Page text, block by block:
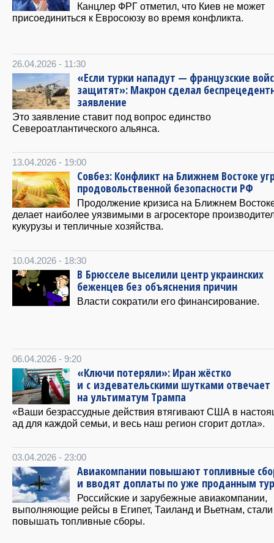
Канцлер ФРГ отметил, что Киев не может
присоединиться к Евросоюзу во время конфликта.
26.04.2026 - 11:30
«Если турки нападут — французские
защитят»: Макрон сделал
заявление
Это заявление ставит под вопрос единство
Североатлантического альянса.
13.04.2026 - 19:00
Совбез: Конфликт на Ближнем Востоке
продовольственной безопасности РФ
Продолжение кризиса на Ближнем
делает наиболее уязвимыми в агросекторе
кукурузы и тепличные хозяйства.
10.04.2026 - 18:30
В Брюсселе выселили центр украинских
беженцев без объяснения причин
Власти сократили его финансирование.
06.04.2026 - 9:20
«Ключи потеряли»: Иран жёстко
и с издевательскими шутками отвечает
на ультиматум Трампа
«Ваши безрассудные действия втягивают США в
ад для каждой семьи, и весь наш регион сгорит дотла».
03.04.2026 - 23:00
Авиакомпании повышают топливные
и вводят доплаты по уже проданным
Российские и зарубежные авиакомпании,
выполняющие рейсы в Египет, Таиланд и Вьетнам, стали
повышать топливные сборы.